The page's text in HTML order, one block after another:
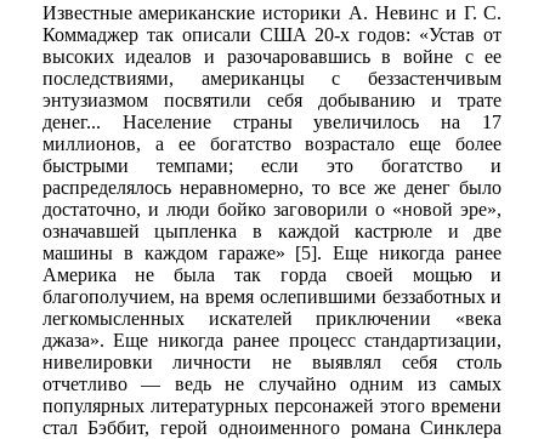
Известные американские историки А. Невинс и Г. С.
Коммаджер так описали США 20-х годов: «Устав от
высоких идеалов и разочаровавшись в войне с ее
последствиями, американцы с беззастенчивым
энтузиазмом посвятили себя добыванию и трате
денег... Население страны увеличилось на 17
миллионов, а ее богатство возрастало еще более
быстрыми темпами; если это богатство и
распределялось неравномерно, то все же денег было
достаточно, и люди бойко заговорили о «новой эре»,
означавшей цыпленка в каждой кастрюле и две
машины в каждом гараже» [5]. Еще никогда ранее
Америка не была так горда своей мощью и
благополучием, на время ослепившими беззаботных и
легкомысленных искателей приключении «века
джаза». Еще никогда ранее процесс стандартизации,
нивелировки личности не выявлял себя столь
отчетливо — ведь не случайно одним из самых
популярных литературных персонажей этого времени
стал Бэббит, герой одноименного романа Синклера